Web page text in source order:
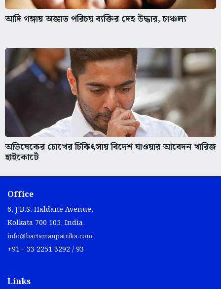
আদি গঙ্গায় অজ্ঞাত পরিচয় ব্যক্তির দেহ উদ্ধার, চাঞ্চল্য
অভিষেকের চোখের চিকিৎসায় বিদেশ যাওয়ার আবেদন খারিজ
হাইকোর্টে
Office
6, J.B.S. Haldane Avenue,
Kolkata 700 105, India.
info@bartamanpatrika.com
+91 - 33 2251 3292 / 93
Links